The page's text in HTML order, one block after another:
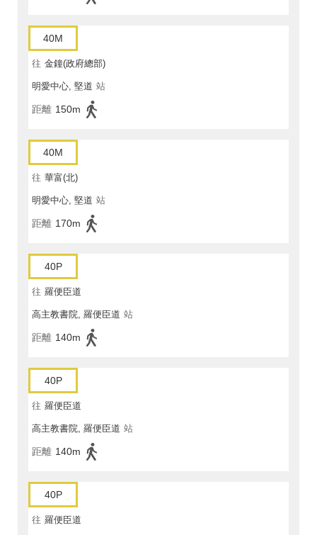
40M
往 金鐘(政府總部)
明愛中心, 堅道 站
距離 150m
40M
往 華富(北)
明愛中心, 堅道 站
距離 170m
40P
往 羅便臣道
高主教書院, 羅便臣道 站
距離 140m
40P
往 羅便臣道
高主教書院, 羅便臣道 站
距離 140m
40P
往 羅便臣道